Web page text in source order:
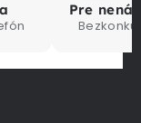
Pre